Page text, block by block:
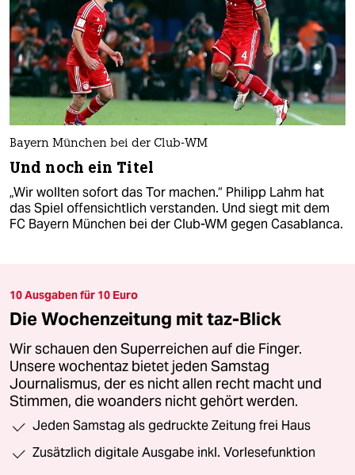
Bayern München bei der Club-WM
Und noch ein Titel
„Wir wollten sofort das Tor machen.“ Philipp Lahm hat
das Spiel offensichtlich verstanden. Und siegt mit dem
FC Bayern München bei der Club-WM gegen Casablanca.